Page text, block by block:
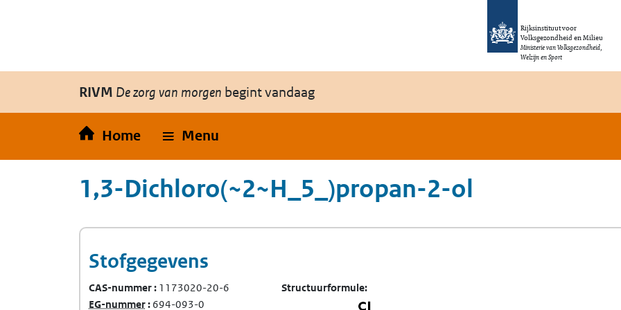
Rijksinstituut voor
Volksgezondheid en Milieu
Ministerie van Volksgezondheid,
Welzijn en Sport
RIVM De zorg van morgen begint vandaag
Home Menu
1,3-Dichloro(~2~H_5_)propan-2-ol
Stofgegevens
CAS-nummer 1173020-20-6
EG-nummer(Europees Gemeenschap-nummer)
694-093-0
Structuurformule